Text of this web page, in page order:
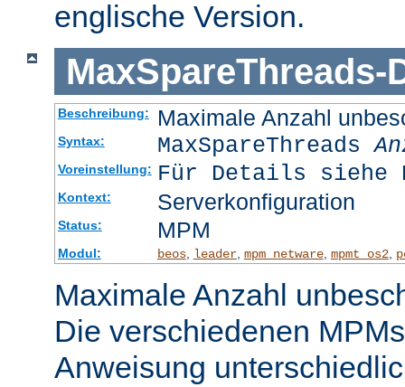
englische Version.
MaxSpareThreads-
Beschreibung: Maximale Anzahl
Syntax: MaxSpareThreads
Voreinstellung: Für Details siehe
Kontext: Serverkonfiguration
Status: MPM
Modul: beos, leader, mpm_netware, mpmt_os2,
Maximale Anzahl
Die verschiedenen
Anweisung